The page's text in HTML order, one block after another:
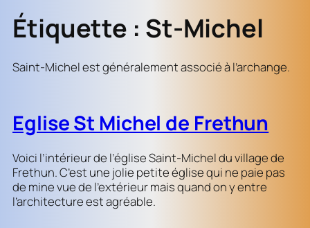
Étiquette : St-Michel
Saint-Michel est généralement associé à l’archange.
Eglise St Michel de Frethun
Voici l’intérieur de l’église Saint-Michel du village de
Frethun. C’est une jolie petite église qui ne paie pas
de mine vue de l’extérieur mais quand on y entre
l’architecture est agréable.